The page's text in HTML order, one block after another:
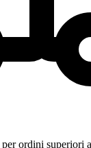
ordini superiori